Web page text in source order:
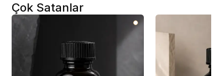
Çok Satanlar